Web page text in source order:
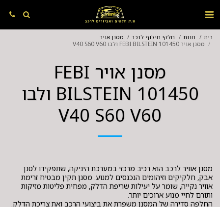
בית חנות חלקי חילוף לרכב
מסנן אויר
מסנן אויר FEBI BILSTEIN 101450 ולבו V40 S60 V60
מסנן אויר FEBI
BILSTEIN 101450 ולבו
V40 S60 V60
מסנן אוויר לרכב הוא רכיב מרכזי במערכת היניקה, שתפקידו לסנן
אבק, חלקיקים וזיהומים הנכנסים למנוע. מסנן תקין מבטיח זרימת
אוויר נקייה, שומר על יעילות שריפת הדלק, מפחית פליטות מזיקות